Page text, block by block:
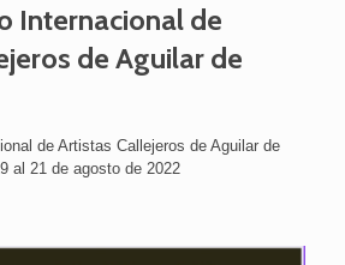
Internacional de
de Aguilar de
de Artistas Callejeros de Aguilar de
al 21 de agosto de 2022